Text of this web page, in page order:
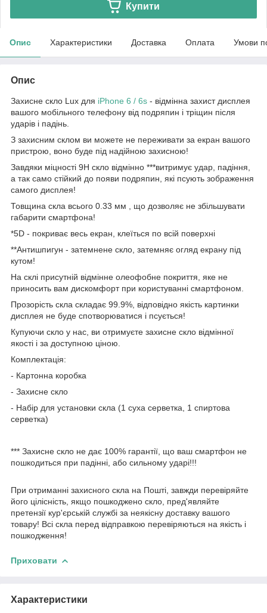
Купити
Опис Характеристики Доставка Оплата Умови
Опис
Захисне скло Lux для iPhone 6 / 6s - відмінна захист дисплея
вашого мобільного телефону від подряпин і тріщин після
ударів і падінь.
З захисним склом ви можете не переживати за екран вашого
пристрою, воно буде під надійною захисною!
Завдяки міцності 9Н скло відмінно ***витримує удар, падіння,
а так само стійкий до появи подряпин, які псують зображення
самого дисплея!
Товщина скла всього 0.33 мм , що дозволяє не збільшувати
габарити смартфона!
*5D - покриває весь екран, клеїться по всій поверхні
**Антишпигун - затемнене скло, затемняє огляд екрану під
кутом!
На склі присутній відмінне олеофобне покриття, яке не
приносить вам дискомфорт при користуванні смартфоном.
Прозорість скла складає 99.9%, відповідно якість картинки
дисплея не буде спотворюватися і псується!
Купуючи скло у нас, ви отримуєте захисне скло відмінної
якості і за доступною ціною.
Комплектація:
- Картонна коробка
- Захисне скло
- Набір для установки скла (1 суха серветка, 1 спиртова
серветка)
*** Захисне скло не дає 100% гарантії, що ваш смартфон не
пошкодиться при падінні, або сильному ударі!!!
При отриманні захисного скла на Пошті, завжди перевіряйте
його цілісність, якщо пошкоджено скло, пред'являйте
претензії кур'єрській службі за неякісну доставку вашого
товару! Всі скла перед відправкою перевіряються на якість і
пошкодження!
Приховати
Характеристики